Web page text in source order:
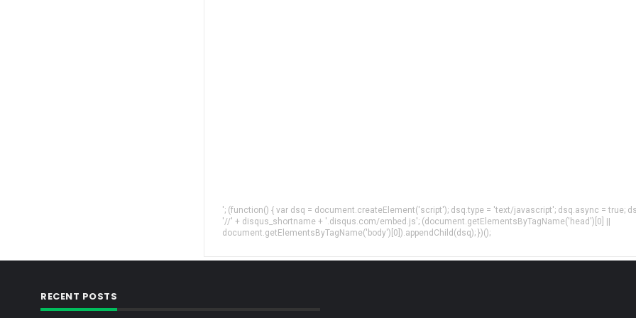
'; (function() { var dsq = document.createElement('script'); dsq.type = 'text/javascript'; dsq.async = true;
'//' + disqus_shortname + '.disqus.com/embed.js'; (document.getElementsByTagName('head')[0] ||
document.getElementsByTagName('body')[0]).appendChild(dsq); })();
RECENT POSTS